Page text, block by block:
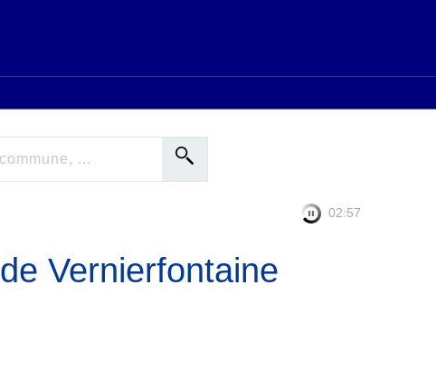
02:56
de Vernierfontaine